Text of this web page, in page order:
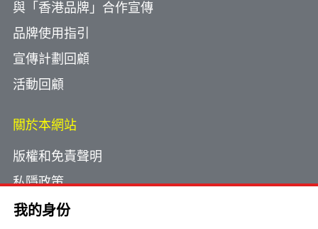
我的身份
與「香港品牌」合作宣傳
品牌使用指引
宣傳計劃回顧
活動回顧
關於本網站
版權和免責聲明
私隱政策
使用小型文字檔案